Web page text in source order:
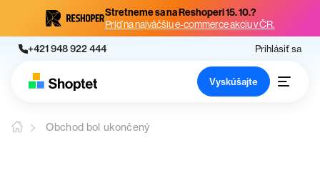
Stretneme sa na Reshoperi 15. 10.?
Príď na najväčšiu e-commerce akciu v ČR.
+421 948 922 444 Prihlásiť sa
Vyskúšajte
Obchod bol ukončený